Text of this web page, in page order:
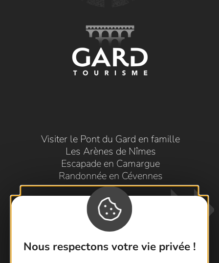
Nous respectons votre vie privée !
Visiter le Pont du Gard en famille
Les Arènes de Nîmes
Escapade en Camargue
Randonnée en Cévennes